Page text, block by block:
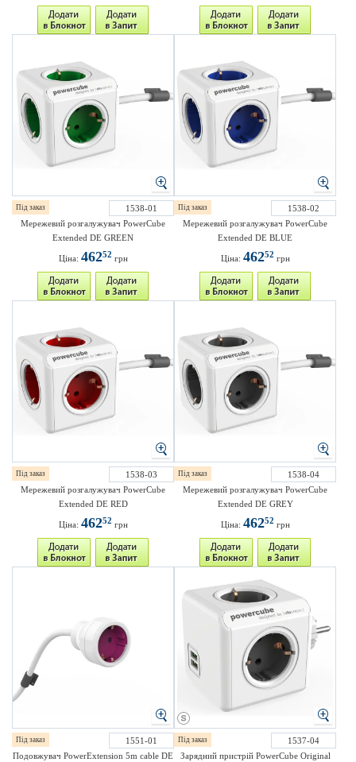
Під заказ
1538-01
Мережевий розгалужувач PowerCube
Extended DE GREEN
Ціна: 46252 грн
Під заказ
1538-02
Мережевий розгалужувач PowerCube
Extended DE BLUE
Ціна: 46252 грн
Під заказ
1538-03
Мережевий розгалужувач PowerCube
Extended DE RED
Ціна: 46252 грн
Під заказ
1538-04
Мережевий розгалужувач PowerCube
Extended DE GREY
Ціна: 46252 грн
Під заказ
1551-01
Подовжувач PowerExtension 5m cable DE
Під заказ
1537-04
Зарядний пристрій PowerCube Original